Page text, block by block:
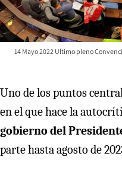
14 Mayo 2022 Ultimo pleno
Uno de los puntos
en el que hace la
gobierno del
parte hasta agosto de